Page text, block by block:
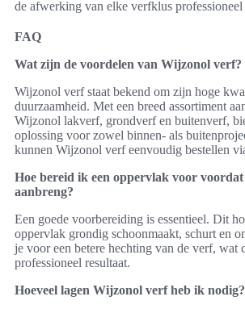
de afwerking van elke verfklus professioneel
FAQ
Wat zijn de voordelen van Wijzonol verf?
Wijzonol verf staat bekend om zijn hoge
duurzaamheid. Met een breed assortiment
Wijzonol lakverf, grondverf en buitenverf,
oplossing voor zowel binnen- als
kunnen Wijzonol verf eenvoudig bestellen
Hoe bereid ik een oppervlak voor
aanbreng?
Een goede voorbereiding is essentieel. Dit
oppervlak grondig schoonmaakt, schurt en
je voor een betere hechting van de verf, wat
professioneel resultaat.
Hoeveel lagen Wijzonol verf heb ik nodig?